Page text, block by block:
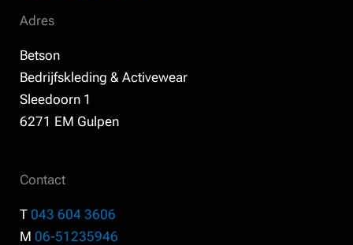
Adres
Betson
Bedrijfskleding & Activewear
Sleedoorn 1
6271 EM Gulpen
Contact
T 043 604 3606
M 06-51235946